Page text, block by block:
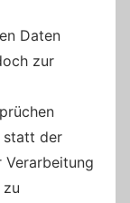
Daten
zur
statt der
Verarbeitung